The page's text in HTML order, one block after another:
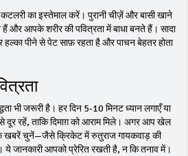
का इस्तेमाल करें। पुरानी चीज़ें और बासी खाने
आपके शरीर की पवित्रता में बाधा बनते हैं। सादा
हल्का पीने से पेट साफ़ रहता है और पाचन बेहतर होता
भी जरूरी है। हर दिन 5‑10 मिनट ध्यान लगाएँ या
दूर रहें, ताकि दिमाग़ को आराम मिले। अगर आप खेल
खबरें चुनें—जैसे क्रिकेट में रुतुराज गायकवाड़ की
ये जानकारी आपको प्रेरित रखती है, न कि तनाव में।